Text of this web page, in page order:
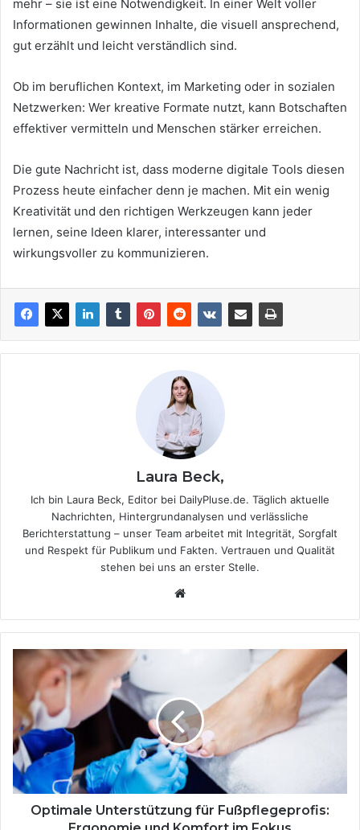
mehr – sie ist eine Notwendigkeit. In einer Welt voller
Informationen gewinnen Inhalte, die visuell ansprechend,
gut erzählt und leicht verständlich sind.
Ob im beruflichen Kontext, im Marketing oder in sozialen
Netzwerken: Wer kreative Formate nutzt, kann Botschaften
effektiver vermitteln und Menschen stärker erreichen.
Die gute Nachricht ist, dass moderne digitale Tools diesen
Prozess heute einfacher denn je machen. Mit ein wenig
Kreativität und den richtigen Werkzeugen kann jeder
lernen, seine Ideen klarer, interessanter und
wirkungsvoller zu kommunizieren.
Laura Beck,
Ich bin Laura Beck, Editor bei DailyPluse.de. Täglich aktuelle
Nachrichten, Hintergrundanalysen und verlässliche
Berichterstattung – unser Team arbeitet mit Integrität, Sorgfalt
und Respekt für Publikum und Fakten. Vertrauen und Qualität
stehen bei uns an erster Stelle.
te
O
t
m
a
l
e
U
Optimale Unterstützung für Fußpflegeprofis: